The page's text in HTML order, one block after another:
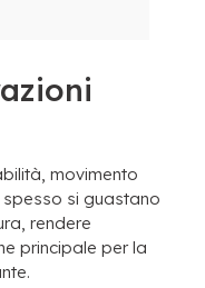
movimento
si guastano
rendere
principale per la